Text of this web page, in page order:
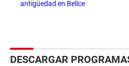
antigüedad en Belice
DESCARGAR